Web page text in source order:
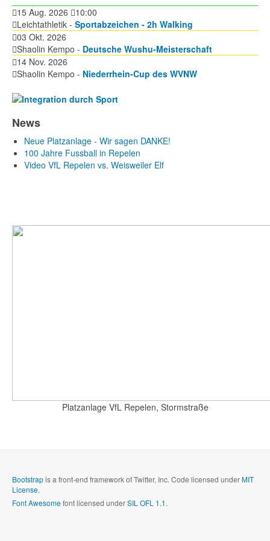
15 Aug. 2026
10:00
Leichtathletik - Sportabzeichen - 2h Walking
03 Okt. 2026
Shaolin Kempo - Deutsche Wushu-Meisterschaft
14 Nov. 2026
Shaolin Kempo - Niederrhein-Cup des WVNW
News
Neue Platzanlage - Wir sagen DANKE!
100 Jahre Fussball in Repelen
Video VfL Repelen vs. Weisweiler Elf
Platzanlage VfL Repelen, Stormstraße
Bootstrapis a front-end framework of Twitter, Inc. Code licensed underMIT
License.
Font Awesomefont licensed underSIL OFL 1.1.